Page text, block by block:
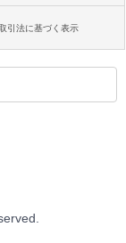
引法に基づく表示